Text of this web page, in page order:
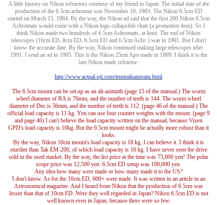
A little history on Nikon refractors courtesy of my friend in Japan: The initial date of the
production of the 6.5cm achromat was November 10, 1983. The Nikon 6.5cm ED
started on March 15, 1984. By the way, the Nikon ad said that the first 200 Nikon 6.5cm
Achromats would come with a Nikon logo collapsible chair (a promotion item). So I
think Nikon made two hundreds of 6.5cm Achromats, at least. The end of Nikon
telescopes (10cm ED, 8cm ED, 6.5cm ED and 6.5cm Achr. ) was in 1991. But I don't
know the accurate date. By the way, Nikon continued making large telescopes after
1991. I send an ad in 1995. This is the Nikon 25cm Apo made in 1999. I think it is the
last Nikon made refractor:
http://www.actpal-uji.com/tenntaikannsatu.html
The 6.5cm mount can be set up as an alt-azimuth (page 15 of the manual.) The worm
wheel diameter of RA is 76mm, and the number of teeth is 144. The worm wheel
diameter of Dec is 56mm, and the number of teeth is 112. (page 46 of the manual.) The
official load capacity is 11 kg. You can use four counter weights with the mount. (page 9
and page 46) I can't believe the load capacity written on the manual, because Vixen
GPD's load capacity is 10kg. But the 6.5cm mount might be actually more robust than it
looks.
By the way, Nikon 10cm mount's load capacity is 18 kg. I can believe it. I think it is
sturdier than Tak EM-200, of which load capacity is 16 kg. I have never seen the drive
sold in the used market. By the way, the list price at the time was 75,000 yen! The polar
scope price was 12,500 yen. 6.5cm ED setup was 198,000 yen.
Any idea how many were made or how many made it to the US?
I don't know. As for the 10cm ED, 600+ were made. It was written in an article in an
Astronomical magazine. And I heard from Nikon that the production of 6.5cm was
lesser than that of 10cm ED. Were they well regarded in Japan? Nikon 6.5cm ED is not
well known even in Japan, because there were so few.